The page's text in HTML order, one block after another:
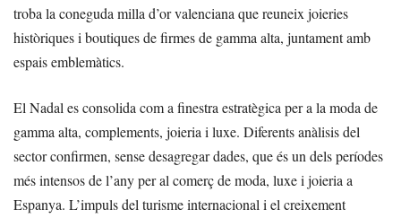
troba la coneguda milla d’or valenciana que reuneix joieries
històriques i boutiques de firmes de gamma alta, juntament amb
espais emblemàtics.
El Nadal es consolida com a finestra estratègica per a la moda de
gamma alta, complements, joieria i luxe. Diferents anàlisis del
sector confirmen, sense desagregar dades, que és un dels períodes
més intensos de l’any per al comerç de moda, luxe i joieria a
Espanya. L’impuls del turisme internacional i el creixement